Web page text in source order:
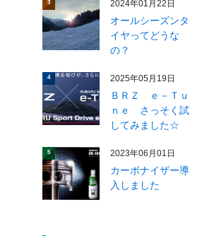
3 2024年01月22日
オールシーズンタ
イヤってどうな
の？
4 2025年05月19日
ＢＲＺ ｅ－Ｔｕ
ｎｅ さっそく試
してみました☆
5 2023年06月01日
カーボナイザー導
入しました